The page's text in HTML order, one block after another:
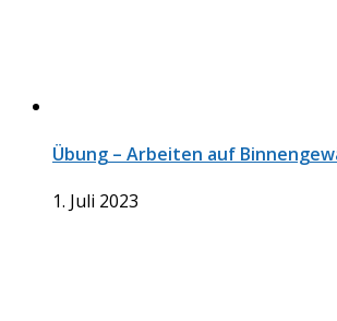
Übung – Arbeiten auf
1. Juli 2023